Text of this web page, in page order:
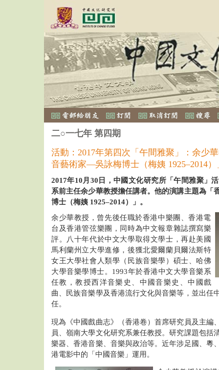
二○一七年 第四期
活動：2017年第四次「午間雅聚」：余少
音藝術家—吳詠梅博士（梅姨 1925–2014）
2017年10月30日，中國文化研究所「午間雅聚」
系前主任余少華教授擔任講者。他的演講主題為
博士（梅姨 1925–2014）」。
余少華教授，曾先後任職於香港中樂團、香港電
台及香港管弦樂團，同時為中文報章雜誌撰寫樂
評。八十年代於中文大學取得文學士，再赴美國
馬利蘭州立大學進修，後獲北愛爾蘭貝爾法斯特
女王大學社會人類學（民族音樂學）碩士、哈佛
大學音樂學博士。1993年於香港中文大學音樂系
任教，教授西洋音樂史、中國音樂史、中國戲
曲、民族音樂學及香港流行文化與音樂等，並出任
任。
現為《中國戲曲志》（香港卷）首席研究員及主編
員、嶺南大學文化研究系兼任教授。研究課題包括
樂器、香港音樂、音樂與政治等。近年涉足國、粵
港電影中的「中國音樂」運用。